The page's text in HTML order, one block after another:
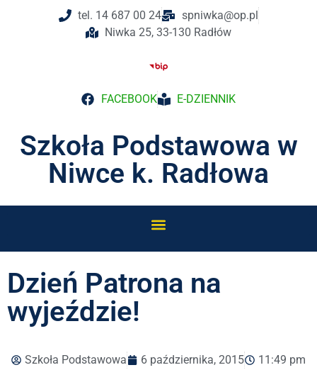
tel. 14 687 00 24
spniwka@op.pl
Niwka 25, 33-130 Radłów
FACEBOOK E-DZIENNIK
Szkoła Podstawowa w
Niwce k. Radłowa
Dzień Patrona na
wyjeździe!
Szkoła Podstawowa 6 października, 2015 11:49 pm